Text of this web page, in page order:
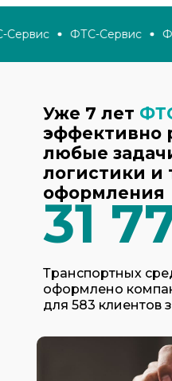
ФТС-Сервис
Транспортных
оформлено
для 583 клиентов
31
Уже 7 лет
эффективно
любые
логистики и
оформления